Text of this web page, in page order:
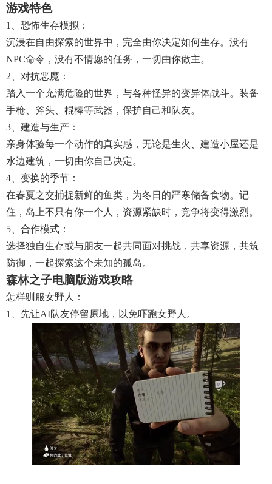
游戏特色
1、恐怖生存模拟：
沉浸在自由探索的世界中，完全由你决定如何生存。没有
NPC命令，没有不情愿的任务，一切由你做主。
2、对抗恶魔：
踏入一个充满危险的世界，与各种怪异的变异体战斗。装备
手枪、斧头、棍棒等武器，保护自己和队友。
3、建造与生产：
亲身体验每一个动作的真实感，无论是生火、建造小屋还是
水边建筑，一切由你自己决定。
4、变换的季节：
在春夏之交捕捉新鲜的鱼类，为冬日的严寒储备食物。记
住，岛上不只有你一个人，资源紧缺时，竞争将变得激烈。
5、合作模式：
选择独自生存或与朋友一起共同面对挑战，共享资源，共筑
防御，一起探索这个未知的孤岛。
森林之子电脑版游戏攻略
怎样驯服女野人：
1、先让AI队友停留原地，以免吓跑女野人。